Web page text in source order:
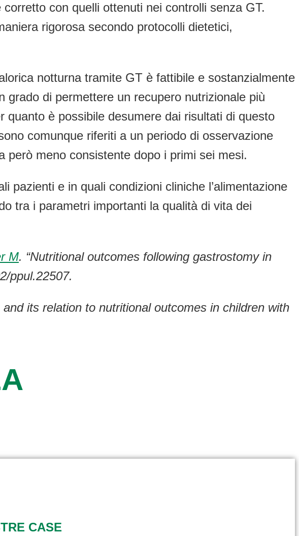
con quelli ottenuti nei controlli senza GT.
rigorosa secondo protocolli dietetici,
notturna tramite GT è fattibile e sostanzialmente
di permettere un recupero nutrizionale più
quanto è possibile desumere dai risultati di questo
comunque riferiti a un periodo di osservazione
meno consistente dopo i primi sei mesi.
pazienti e in quali condizioni cliniche l’alimentazione
tra i parametri importanti la qualità di vita dei
M. “Nutritional outcomes following gastrostomy in
ppul.22507.
its relation to nutritional outcomes in children with
CASE